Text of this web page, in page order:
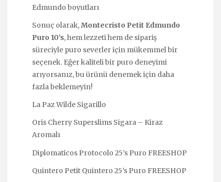
Edmundo boyutları
Sonuç olarak,Montecristo Petit Edmundo
Puro 10’s, hem lezzeti hem de sipariş
süreciyle puro severler için mükemmel bir
seçenek. Eğer kaliteli bir puro deneyimi
arıyorsanız, bu ürünü denemek için daha
fazla beklemeyin!
La Paz Wilde Sigarillo
Oris Cherry Superslims Sigara – Kiraz
Aromalı
Diplomaticos Protocolo 25’s Puro FREESHOP
Quintero Petit Quintero 25’s Puro FREESHOP